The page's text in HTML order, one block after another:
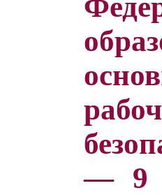
— 9